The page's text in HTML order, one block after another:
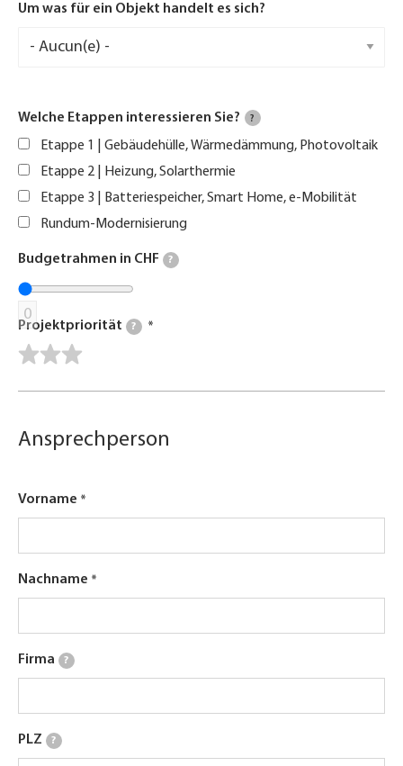
Um was für ein Objekt handelt es sich?
Welche Etappen interessieren Sie? ?
Etappe 1 | Gebäudehülle, Wärmedämmung, Photovoltaik
Etappe 2 | Heizung, Solarthermie
Etappe 3 | Batteriespeicher, Smart Home, e-Mobilität
Rundum-Modernisierung
Budgetrahmen in CHF ?
0
Projektpriorität ?
Ansprechperson
Vorname
Nachname
Firma ?
PLZ ?